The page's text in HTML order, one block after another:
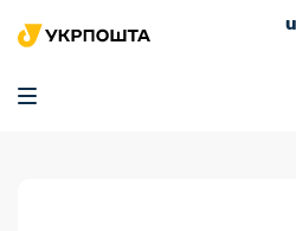
Головна
Маркет